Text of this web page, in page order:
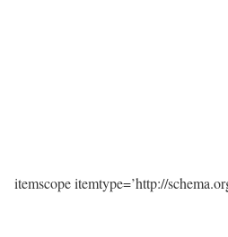
itemscope itemtype=’http://